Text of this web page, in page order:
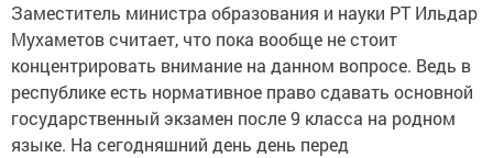
Заместитель министра образования и науки РТ Ильдар
Мухаметов считает, что пока вообще не стоит
концентрировать внимание на данном вопросе. Ведь в
республике есть нормативное право сдавать основной
государственный экзамен после 9 класса на родном
языке. На сегодняшний день день перед